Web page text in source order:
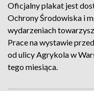
Oficjalny plakat jest
Ochrony Środowiska i
wydarzeniach
Prace na wystawie
od ulicy Agrykola w
tego miesiąca.